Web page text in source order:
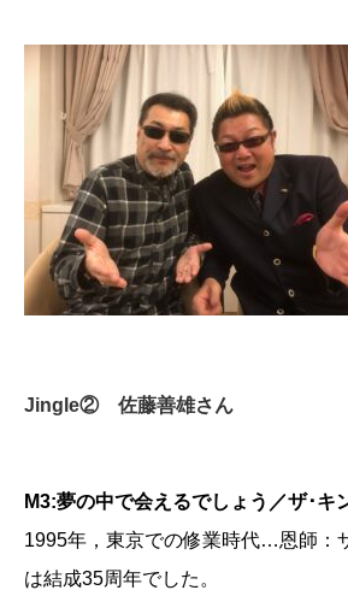
Jingle② 佐藤善雄さん
M3:夢の中で会えるでしょう／ザ･キ
1995年，東京での修業時代…恩師：
は結成35周年でした。